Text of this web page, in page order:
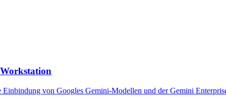
von Googles Gemini-Modellen und der Gemini